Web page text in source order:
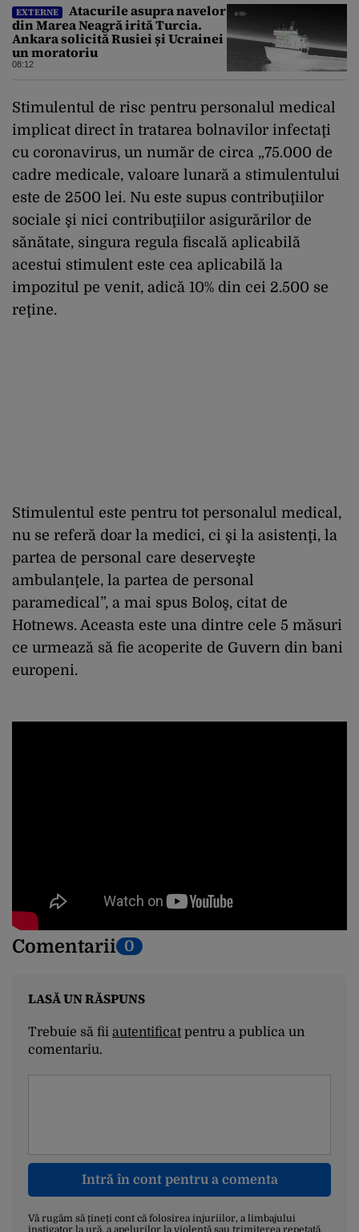
EXTERNE
Atacurile asupra navelor
din Marea Neagră irită Turcia.
Ankara solicită Rusiei și Ucrainei
un moratoriu
08:12
Stimulentul de risc pentru personalul medical
implicat direct în tratarea bolnavilor infectaţi
cu coronavirus, un număr de circa „75.000 de
cadre medicale, valoare lunară a stimulentului
este de 2500 lei. Nu este supus contribuţiilor
sociale şi nici contribuţiilor asigurărilor de
sănătate, singura regula fiscală aplicabilă
acestui stimulent este cea aplicabilă la
impozitul pe venit, adică 10% din cei 2.500 se
reţine.
Stimulentul este pentru tot personalul medical,
nu se referă doar la medici, ci şi la asistenţi, la
partea de personal care deserveşte
ambulanţele, la partea de personal
paramedical”, a mai spus Boloş, citat de
Hotnews. Aceasta este una dintre cele 5 măsuri
ce urmează să fie acoperite de Guvern din bani
europeni.
Comentarii 0
LASĂ UN RĂSPUNS
Trebuie să fii autentificatpentru a publica un
comentariu.
Intră în cont pentru a comenta
Vă rugăm să țineți cont că folosirea injuriilor, a limbajului
instigator la ură, a apelurilor la violență sau trimiterea repetată,